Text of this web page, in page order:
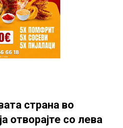
страна во
отворајте со лева